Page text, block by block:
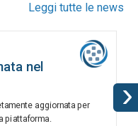
Leggi tutte le news
nel
aggiornata per
piattaforma.
›